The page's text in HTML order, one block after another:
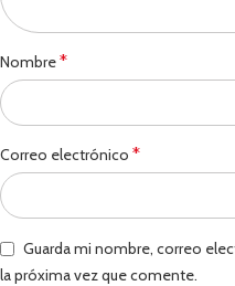
Nombre*
Correo electrónico *
Guarda mi nombre, correo
la próxima vez que comente.